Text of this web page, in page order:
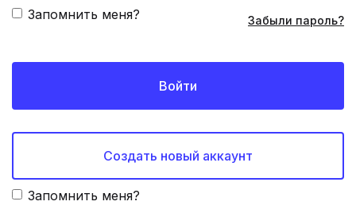
Запомнить меня? Забыли пароль?
Войти
Создать новый аккаунт
Запомнить меня?